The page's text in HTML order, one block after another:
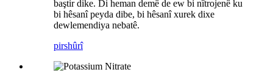
baştir dike. Di heman demê de ew bi nîtrojenê ku
bi hêsanî peyda dibe, bi hêsanî xurek dixe
dewlemendiya nebatê.
pirshûrî